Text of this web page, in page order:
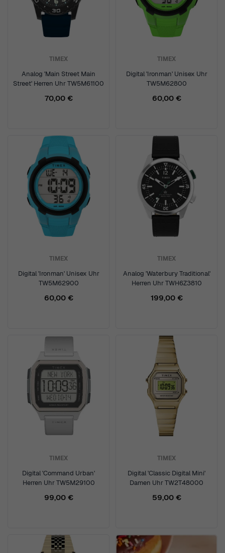
TIMEX
Analog 'Main Street Main
Street' Herren Uhr TW5M61100
70,00 €
TIMEX
Digital 'Ironman' Unisex Uhr
TW5M62800
60,00 €
TIMEX
Digital 'Ironman' Unisex Uhr
TW5M62900
60,00 €
TIMEX
Analog 'Waterbury Traditional'
Herren Uhr TWH6Z3810
199,00 €
TIMEX
Digital 'Command Urban'
Herren Uhr TW5M29100
99,00 €
TIMEX
Digital 'Classic Digital Mini'
Damen Uhr TW2T48000
59,00 €